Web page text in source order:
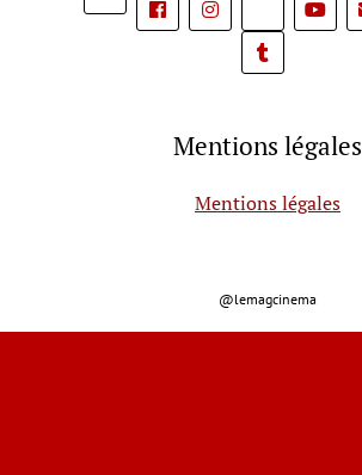
Mentions légales
Mentions légales
@lemagcinema